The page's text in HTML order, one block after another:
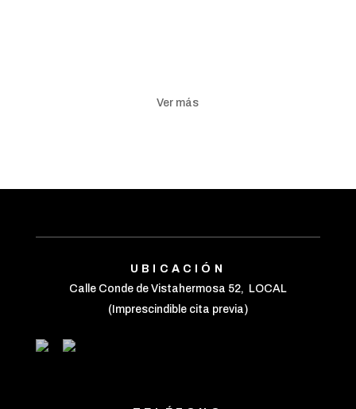
Ver más
UBICACIÓN
Calle Conde de Vistahermosa 52, LOCAL
(Imprescindible cita previa)